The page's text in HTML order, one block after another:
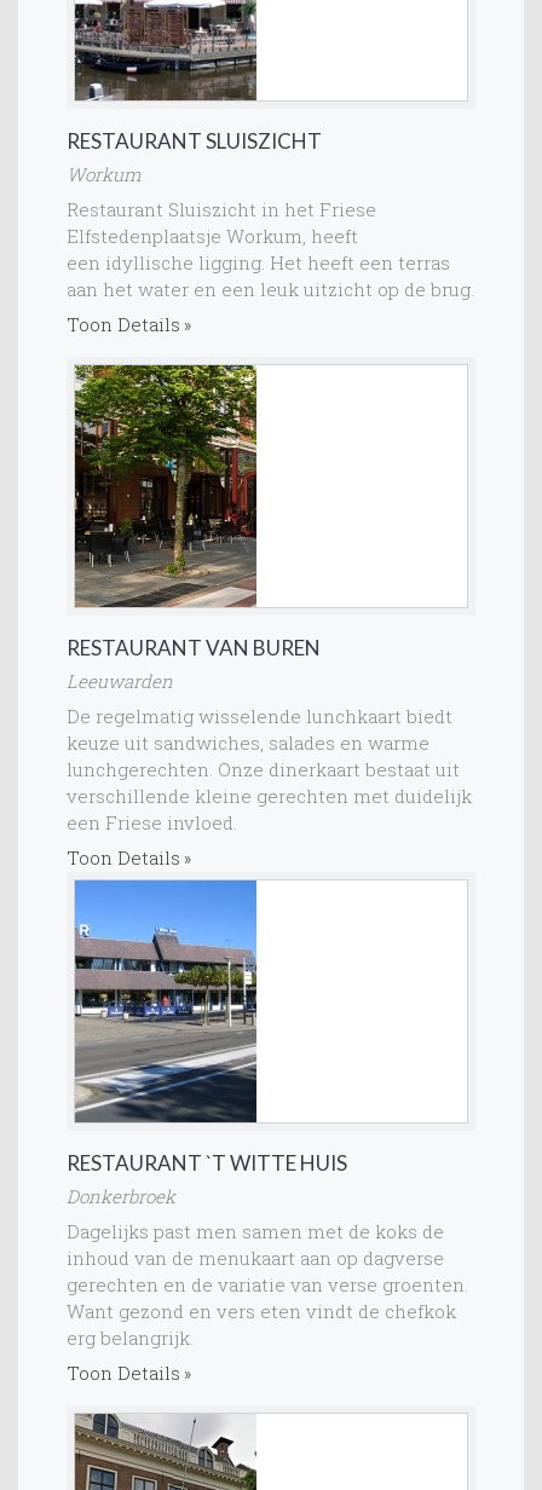
RESTAURANT SLUISZICHT
Workum
Restaurant Sluiszicht in het Friese
Elfstedenplaatsje Workum, heeft
een idyllische ligging. Het heeft een terras
aan het water en een leuk uitzicht op de brug.
Toon Details
RESTAURANT VAN BUREN
Leeuwarden
De regelmatig wisselende lunchkaart biedt
keuze uit sandwiches, salades en warme
lunchgerechten. Onze dinerkaart bestaat uit
verschillende kleine gerechten met duidelijk
een Friese invloed.
Toon Details
RESTAURANT `T WITTE HUIS
Donkerbroek
Dagelijks past men samen met de koks de
inhoud van de menukaart aan op dagverse
gerechten en de variatie van verse groenten.
Want gezond en vers eten vindt de chefkok
erg belangrijk.
Toon Details